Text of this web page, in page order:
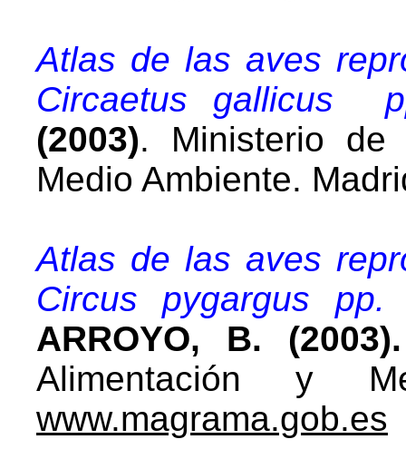
Atlas de las aves
Circaetus gallicus
(2003). Ministerio de
Medio Ambiente.
Atlas de las aves
Circus pygargus pp.
ARROYO, B. (2003).
Alimentación y
www.magrama.gob.es